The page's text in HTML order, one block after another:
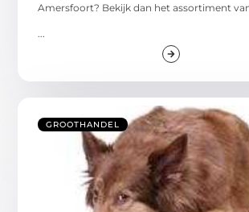
Amersfoort? Bekijk dan het assortiment
...
GROOTHANDEL